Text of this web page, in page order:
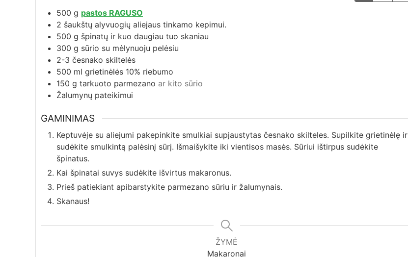
500 g pastos RAGUSO
2 šaukštų alyvuogių aliejaus tinkamo kepimui.
500 g špinatų ir kuo daugiau tuo skaniau
300 g sūrio su mėlynuoju pelėsiu
2-3 česnako skiltelės
500 ml grietinėlės 10% riebumo
150 g tarkuoto parmezano ar kito sūrio
Žalumynų pateikimui
GAMINIMAS
Keptuvėje su aliejumi pakepinkite smulkiai supjaustytas česnako skilteles. Supilkite grietinėlę ir
sudėkite smulkintą palėsinį sūrį. Išmaišykite iki vientisos masės. Sūriui ištirpus sudėkite
špinatus.
Kai špinatai suvys sudėkite išvirtus makaronus.
Prieš patiekiant apibarstykite parmezano sūriu ir žalumynais.
Skanaus!
ŽYMĖ
Makaronai